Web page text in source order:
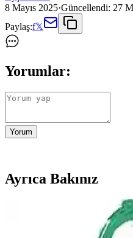
8 Mayıs 2025·Güncellendi: 27
Paylaş:f𝕏
Yorumlar:
Yorum
Ayrıca Bakınız
Afro Dynamic Parfüm:
Kokusu ile Günlük